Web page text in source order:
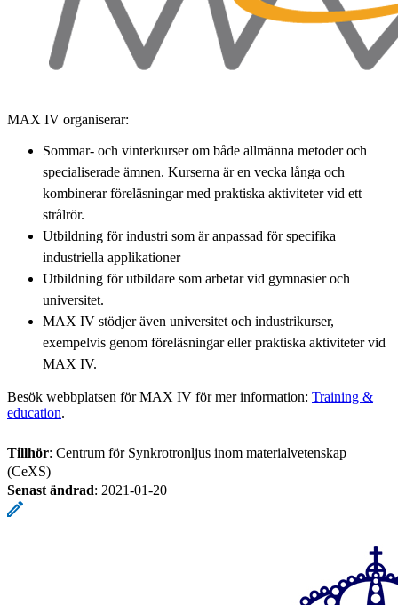
MAX IV organiserar:
Sommar- och vinterkurser om både allmänna metoder och
specialiserade ämnen. Kurserna är en vecka långa och
kombinerar föreläsningar med praktiska aktiviteter vid ett
strålrör.
Utbildning för industri som är anpassad för specifika
industriella applikationer
Utbildning för utbildare som arbetar vid gymnasier och
universitet.
MAX IV stödjer även universitet och industrikurser,
exempelvis genom föreläsningar eller praktiska aktiviteter vid
MAX IV.
Besök webbplatsen för MAX IV för mer information: Training &
education.
Tillhör: Centrum för Synkrotronljus inom materialvetenskap
(CeXS)
Senast ändrad: 2021-01-20